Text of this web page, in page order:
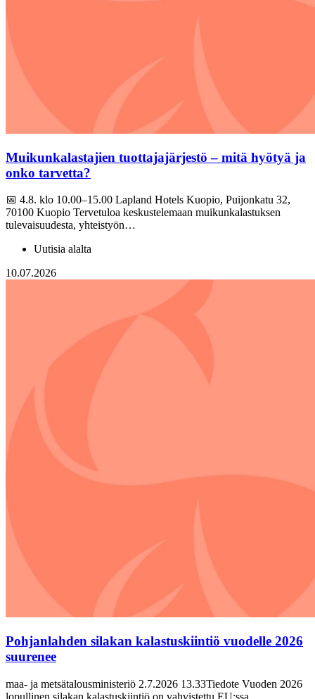
Muikunkalastajien tuottajajärjestö – mitä hyötyä ja
onko tarvetta?
📅 4.8. klo 10.00–15.00 Lapland Hotels Kuopio, Puijonkatu 32,
70100 Kuopio Tervetuloa keskustelemaan muikunkalastuksen
tulevaisuudesta, yhteistyön…
Uutisia alalta
10.07.2026
Pohjanlahden silakan kalastuskiintiö vuodelle 2026
suurenee
maa- ja metsätalousministeriö 2.7.2026 13.33Tiedote Vuoden 2026
lopullinen silakan kalastuskiintiö on vahvistettu EU:ssa